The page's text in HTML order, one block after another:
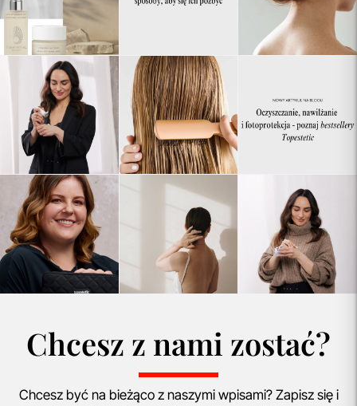
Chcesz z nami zostać?
Chcesz być na bieżąco z naszymi wpisami? Zapisz się i